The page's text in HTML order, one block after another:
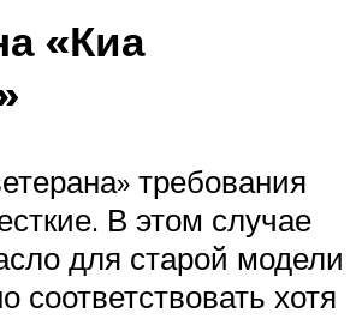
«Киа
требования
В этом случае
для старой модели
соответствовать хотя